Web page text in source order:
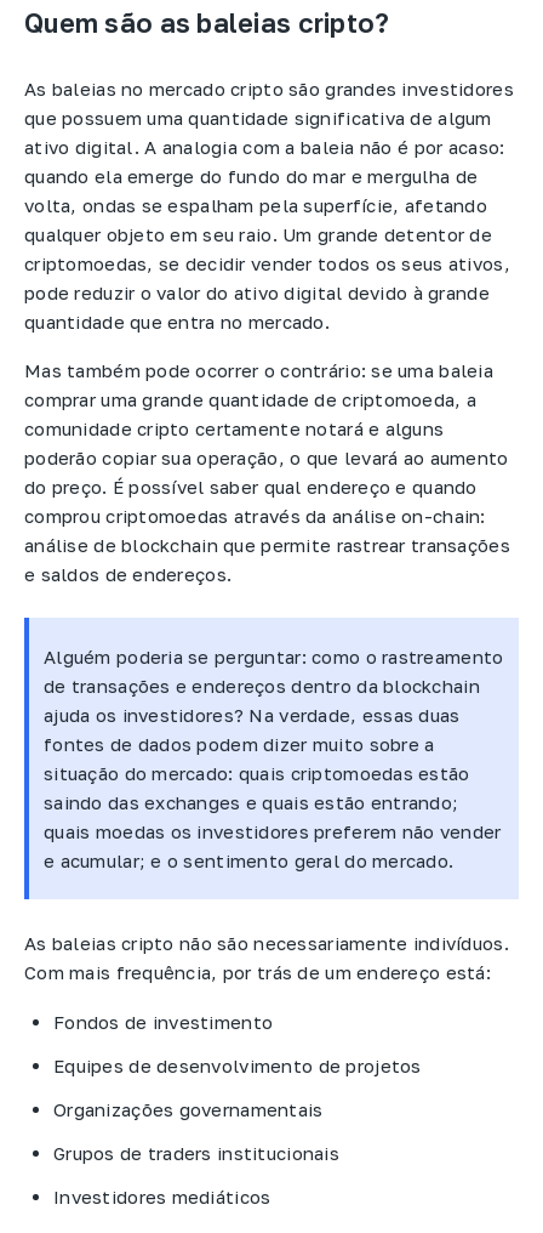
Quem são as baleias cripto?
As baleias no mercado cripto são grandes investidores
que possuem uma quantidade significativa de algum
ativo digital. A analogia com a baleia não é por acaso:
quando ela emerge do fundo do mar e mergulha de
volta, ondas se espalham pela superfície, afetando
qualquer objeto em seu raio. Um grande detentor de
criptomoedas, se decidir vender todos os seus ativos,
pode reduzir o valor do ativo digital devido à grande
quantidade que entra no mercado.
Mas também pode ocorrer o contrário: se uma baleia
comprar uma grande quantidade de criptomoeda, a
comunidade cripto certamente notará e alguns
poderão copiar sua operação, o que levará ao aumento
do preço. É possível saber qual endereço e quando
comprou criptomoedas através da análise on-chain:
análise de blockchain que permite rastrear transações
e saldos de endereços.
Alguém poderia se perguntar: como o rastreamento
de transações e endereços dentro da blockchain
ajuda os investidores? Na verdade, essas duas
fontes de dados podem dizer muito sobre a
situação do mercado: quais criptomoedas estão
saindo das exchanges e quais estão entrando;
quais moedas os investidores preferem não vender
e acumular; e o sentimento geral do mercado.
As baleias cripto não são necessariamente indivíduos.
Com mais frequência, por trás de um endereço está:
Fondos de investimento
Equipes de desenvolvimento de projetos
Organizações governamentais
Grupos de traders institucionais
Investidores mediáticos